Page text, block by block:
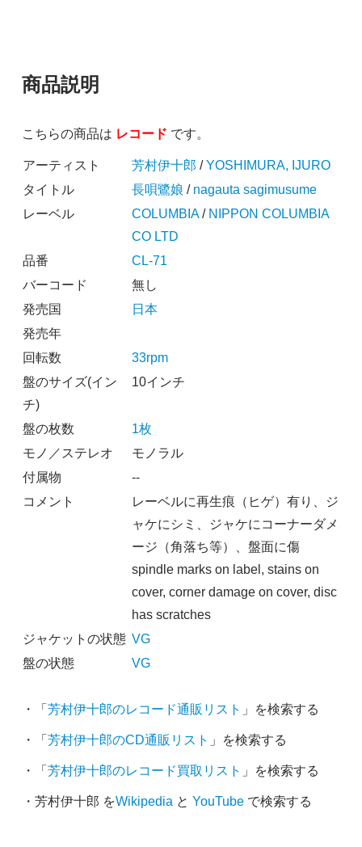
商品説明
こちらの商品は レコード です。
アーティスト 芳村伊十郎 /YOSHIMURA, IJURO
タイトル
長唄鷺娘 / nagauta sagimusume
レーベル
COLUMBIA/ NIPPON COLUMBIA
CO LTD
品番
CL-71
バーコード
無し
発売国
日本
発売年
回転数
33rpm
盤のサイズ(イン
チ)
10インチ
盤の枚数
1枚
モノ／ステレオ
モノラル
付属物
--
コメント
レーベルに再生痕（ヒゲ）有り、ジ
ャケにシミ、ジャケにコーナーダメ
ージ（角落ち等）、盤面に傷
spindle marks on label, stains on
cover, corner damage on cover, disc
has scratches
ジャケットの状態 VG
盤の状態
VG
・「 芳村伊十郎のレコード通販リスト 」を検索する
・「 芳村伊十郎のCD通販リスト 」を検索する
・「 芳村伊十郎のレコード買取リスト 」を検索する
・芳村伊十郎 をWikipedia と YouTubeで検索する